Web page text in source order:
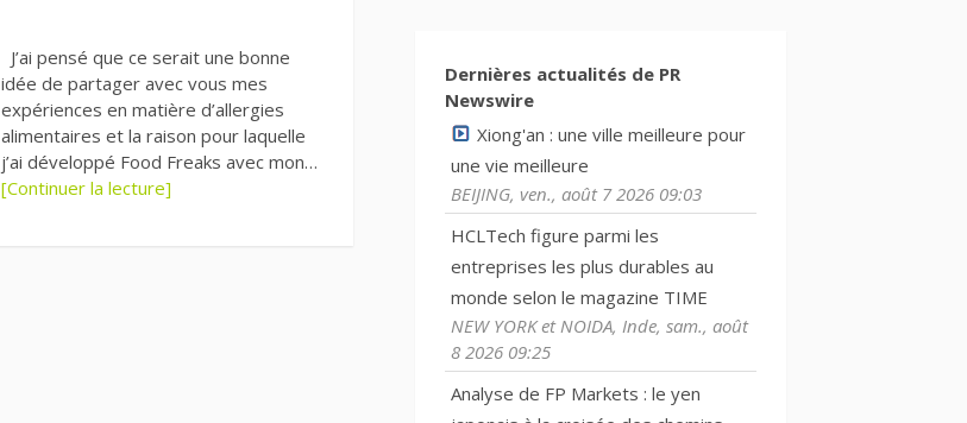
J’ai pensé que ce serait une bonne
idée de partager avec vous mes
expériences en matière d’allergies
alimentaires et la raison pour laquelle
j’ai développé Food Freaks avec mon…
[Continuer la lecture]
Dernières actualités de PR
Newswire
Xiong'an : une ville meilleure pour
une vie meilleure
BEIJING, ven., août 7 2026 09:03
HCLTech figure parmi les
entreprises les plus durables au
monde selon le magazine TIME
NEW YORK et NOIDA, Inde, sam., août
8 2026 09:25
Analyse de FP Markets : le yen